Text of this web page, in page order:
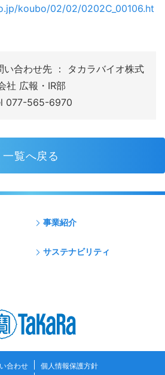
koubo/02/02/0202C_00106.ht
い合わせ先 ： タカラバイオ株式
社 広報・IR部
077-565-6970
一覧へ戻る
事業紹介
サステナビリティ
合わせ
個人情報保護方針